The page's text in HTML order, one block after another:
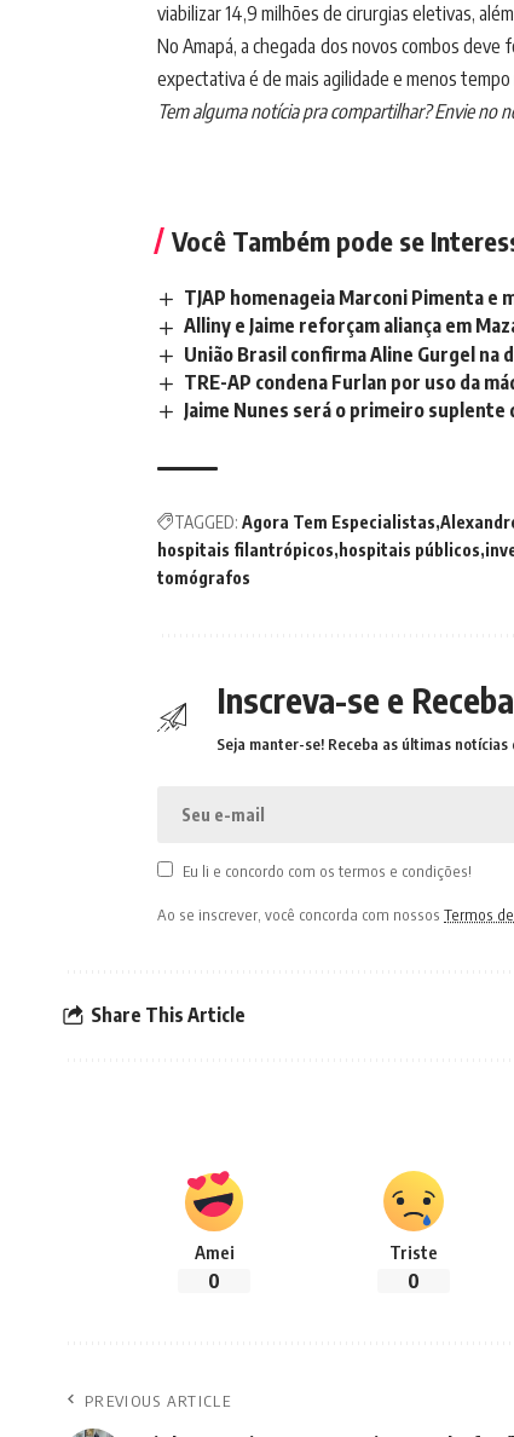
viabilizar 14,9 milhões de cirurgias eletivas,
No Amapá, a chegada dos novos combos
expectativa é de mais agilidade e menos tempo
Tem alguma notícia pra compartilhar? Envie no
Você Também pode se
TJAP homenageia Marconi Pimenta e
Alliny e Jaime reforçam aliança em
União Brasil confirma Aline Gurgel
TRE-AP condena Furlan por uso da
Jaime Nunes será o primeiro
TAGGED: Agora Tem Especialistas
hospitais filantrópicos hospitais públicos
tomógrafos
Inscreva-se e
Seja manter-se! Receba as últimas
Eu li e concordo com os termos e condições!
Ao se inscrever, você concorda com nossos Termos
Share This Article
Amei
0
Triste
0
PREVIOUS ARTICLE